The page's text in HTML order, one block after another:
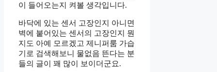
이 들어오는지 켜볼 생각입니다.
바닥에 있는 센서 고장인지 아니면
벽에 붙어있는 센서의 고장인지 뭔
지도 아예 모르겠고 제니퍼룸 가습
기로 검색해보니 물없음 뜬다는 분
들의 글이 꽤 많이 보이더군요.